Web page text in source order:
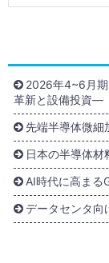
2026年4~6月
革新と設備投資―
先端半導体微細
日本の半導体
AI時代に高まる
データセンタ向